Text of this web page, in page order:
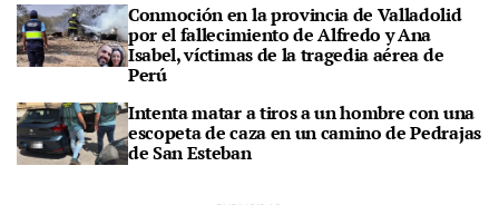
Conmoción en la provincia de Valladolid
por el fallecimiento de Alfredo y Ana
Isabel, víctimas de la tragedia aérea de
Perú
Intenta matar a tiros a un hombre con una
escopeta de caza en un camino de Pedrajas
de San Esteban